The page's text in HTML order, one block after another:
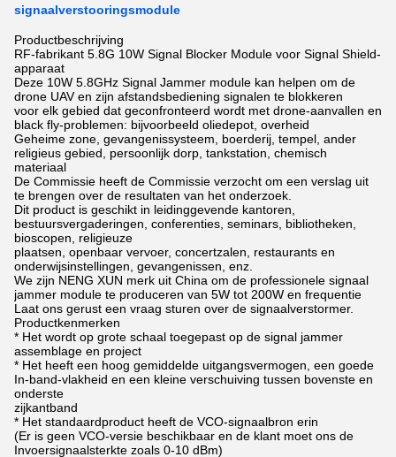
signaalverstooringsmodule
Productbeschrijving
RF-fabrikant 5.8G 10W Signal Blocker Module voor Signal Shield-
apparaat
Deze 10W 5.8GHz Signal Jammer module kan helpen om de
drone UAV en zijn afstandsbediening signalen te blokkeren
voor elk gebied dat geconfronteerd wordt met drone-aanvallen en
black fly-problemen: bijvoorbeeld oliedepot, overheid
Geheime zone, gevangenissysteem, boerderij, tempel, ander
religieus gebied, persoonlijk dorp, tankstation, chemisch
materiaal
De Commissie heeft de Commissie verzocht om een verslag uit
te brengen over de resultaten van het onderzoek.
Dit product is geschikt in leidinggevende kantoren,
bestuursvergaderingen, conferenties, seminars, bibliotheken,
bioscopen, religieuze
plaatsen, openbaar vervoer, concertzalen, restaurants en
onderwijsinstellingen, gevangenissen, enz.
We zijn NENG XUN merk uit China om de professionele signaal
jammer module te produceren van 5W tot 200W en frequentie
Laat ons gerust een vraag sturen over de signaalverstormer.
Productkenmerken
* Het wordt op grote schaal toegepast op de signal jammer
assemblage en project
* Het heeft een hoog gemiddelde uitgangsvermogen, een goede
In-band-vlakheid en een kleine verschuiving tussen bovenste en
onderste
zijkantband
* Het standaardproduct heeft de VCO-signaalbron erin
(Er is geen VCO-versie beschikbaar en de klant moet ons de
Invoersignaalsterkte zoals 0-10 dBm)